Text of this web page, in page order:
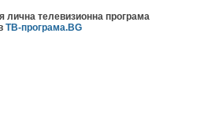
лична телевизионна програма
ТВ-програма.BG